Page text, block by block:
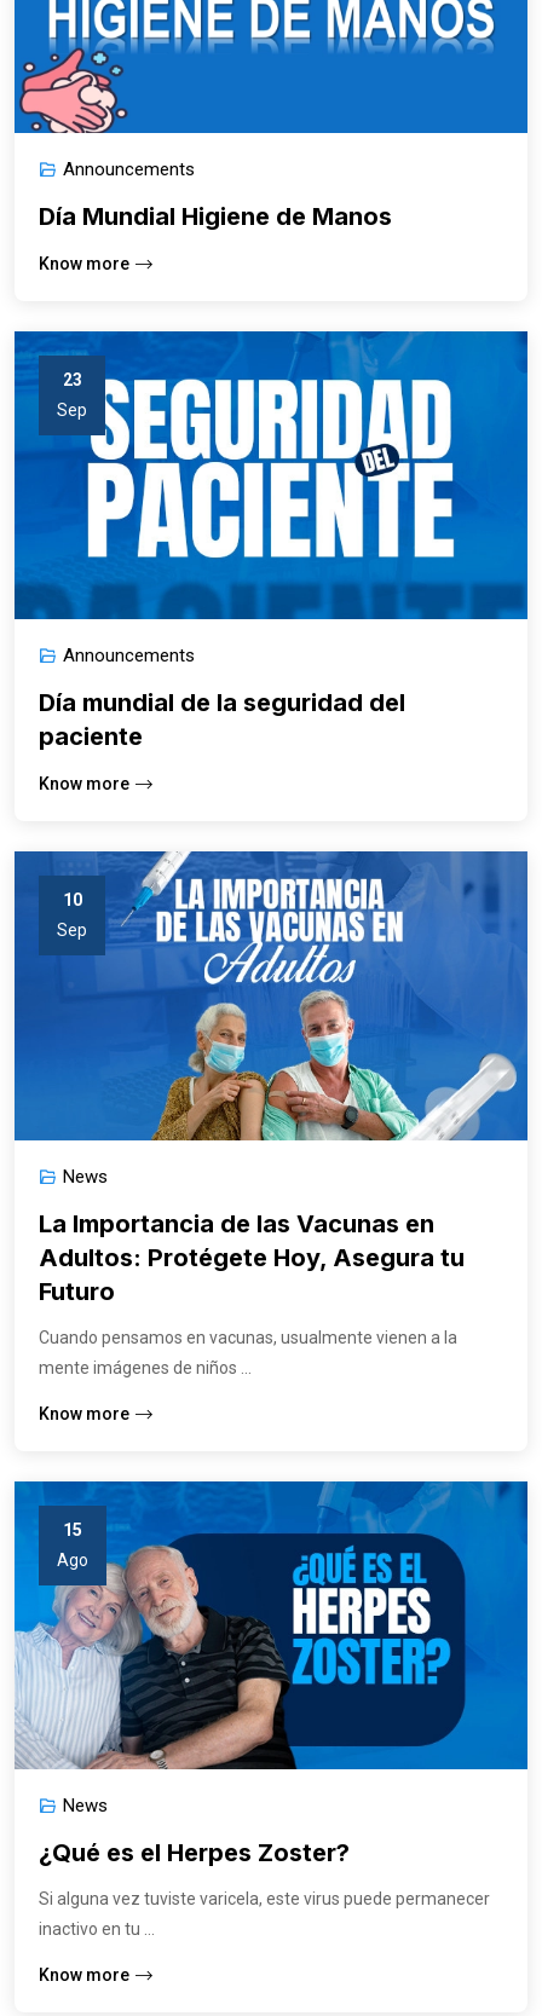
Announcements
Día Mundial Higiene de Manos
Know more
23
Sep
Announcements
Día mundial de la seguridad del
paciente
Know more
10
Sep
News
La Importancia de las Vacunas en
Adultos: Protégete Hoy, Asegura tu
Futuro
Cuando pensamos en vacunas, usualmente vienen a la
mente imágenes de niños ...
Know more
15
Ago
News
¿Qué es el Herpes Zoster?
Si alguna vez tuviste varicela, este virus puede permanecer
inactivo en tu ...
Know more